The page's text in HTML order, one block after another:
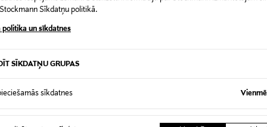
Sīkdatņu politikā.
politika un sīkdatnes
SĪKDATŅU GRUPAS
sīkdatnes